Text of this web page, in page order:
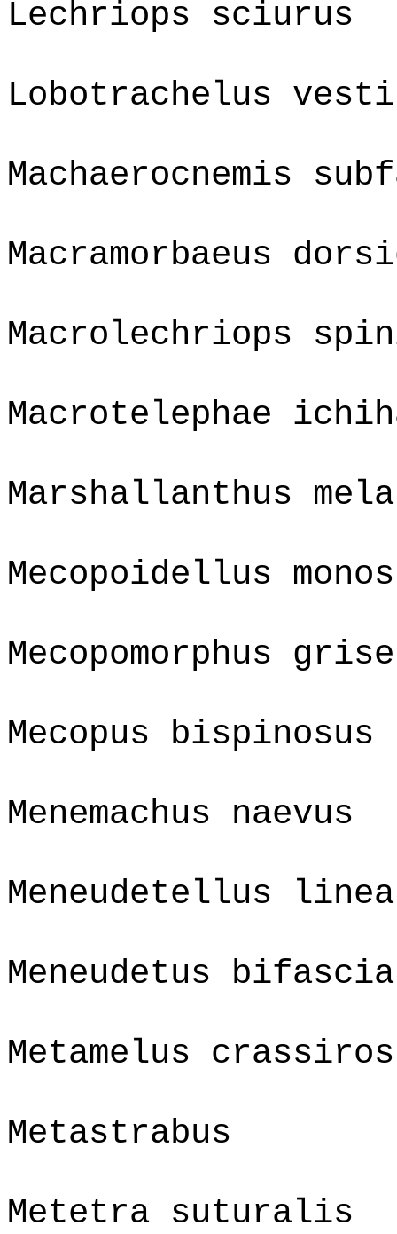
Lechriops sciurus
Lobotrachelus
Machaerocnemis
Macramorbaeus
Macrolechriops
Macrotelephae
Marshallanthus
Mecopoidellus
Mecopomorphus
Mecopus bispinosus
Menemachus naevus
Meneudetellus
Meneudetus
Metamelus
Metastrabus
Metetra suturalis